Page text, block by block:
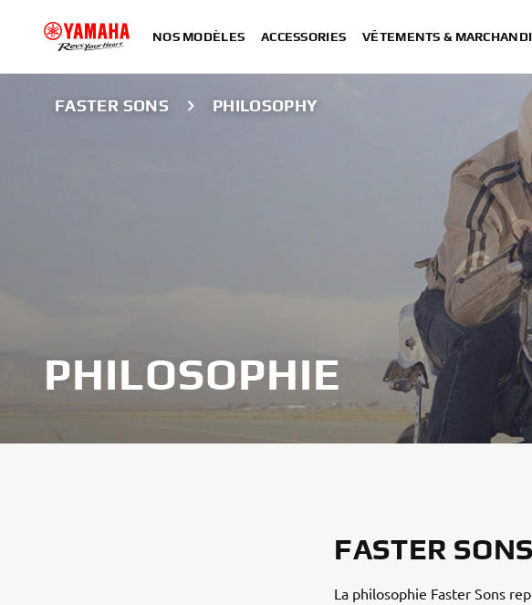
NOS MODÈLES ACCESSORIES VÊTEMENTS &
FASTER SONS PHILOSOPHY
PHILOSOPHIE
FASTER SONS
La philosophie Faster Sons